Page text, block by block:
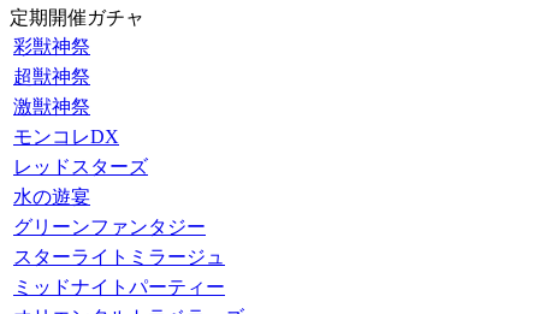
定期開催ガチャ
彩獣神祭
超獣神祭
激獣神祭
モンコレDX
レッドスターズ
水の遊宴
グリーンファンタジー
スターライトミラージュ
ミッドナイトパーティー